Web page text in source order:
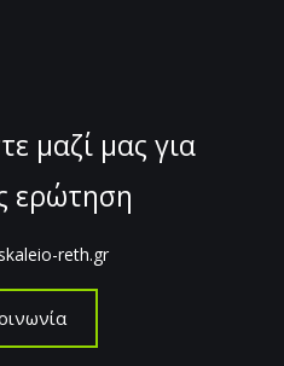
μαζί μας για
ερώτηση
reth.gr